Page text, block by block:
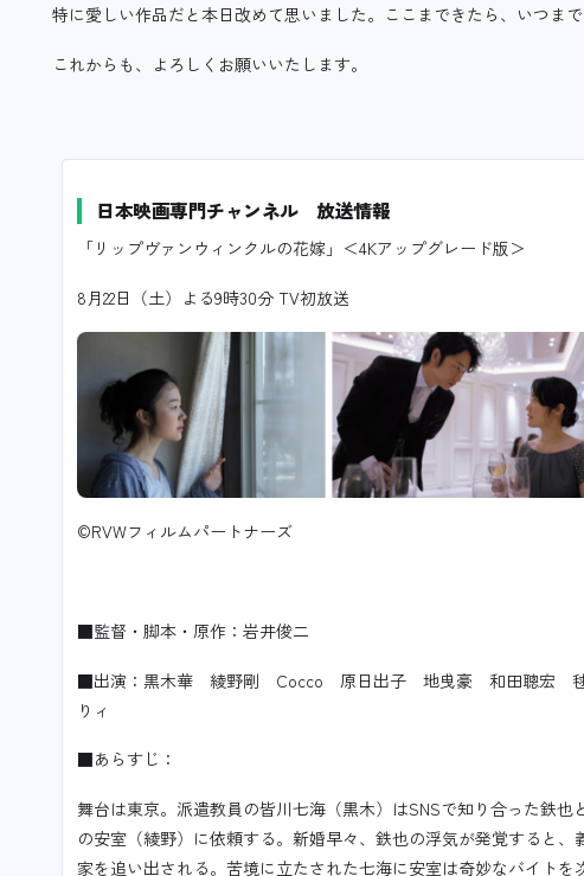
特に愛しい作品だと本日改めて思いました。ここまできたら、いつま
これからも、よろしくお願いいたします。
日本映画専門チャンネル 放送情報
「リップヴァンウィンクルの花嫁」＜4Kアップグレード版＞
8月22日（土）よる9時30分 TV初放送
©RVWフィルムパートナーズ
■監督・脚本・原作：岩井俊二
■出演：黒木華 綾野剛 Cocco 原日出子 地曵豪 和田聰宏
りィ
■あらすじ：
舞台は東京。派遣教員の皆川七海（黒木）はSNSで知り合った鉄
の安室（綾野）に依頼する。新婚早々、鉄也の浮気が発覚すると、
家を追い出される。苦境に立たされた七海に安室は奇妙なバイトを